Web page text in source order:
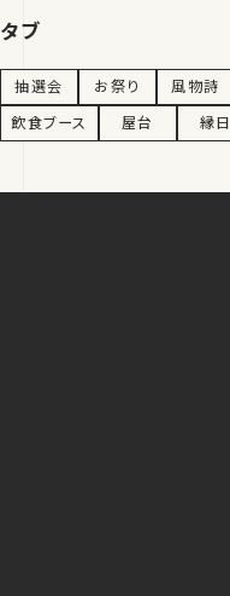
タブ
抽選会 お祭り 風物詩
飲食ブース
屋台 縁日